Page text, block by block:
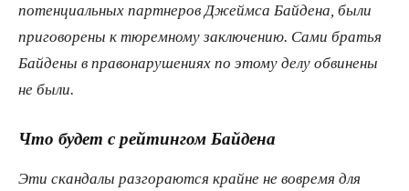
потенциальных партнеров Джеймса Байдена, были
приговорены к тюремному заключению. Сами братья
Байдены в правонарушениях по этому делу обвинены
не были.
Что будет с рейтингом Байдена
Эти скандалы разгораются крайне не вовремя для